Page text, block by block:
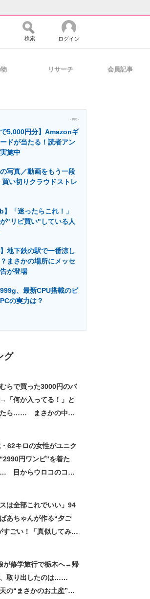
ーケ×ITの今がよく分かる
設×テクノロジーの最前線
検索 ログイン
リサーチ 会員記事
- PR -
で5,000円分】Amazonギ
ドが当たる！読者アン
施中
写真／動画をもう一段
買い切りクラウドストレ
】「迷ったらこれ！」
"リピ買い"している人
】地下鉄の駅で一番涼し
まさかの場所にメッセ
が登場
、最新CPU搭載のビ
の実力は？
グ
らで買った3000円のバ
「何か入ってる！」と
たら…… まさかの中身
62キロの女性がユニク
円ワンピ”を着た
目からウロコのコー
スは全部これでいい」94
あちゃんが作る“夕ご
すごい！「真似してみま
が修学旅行で栃木へ→帰
取り出したのは……
の“まさかのお土産”に